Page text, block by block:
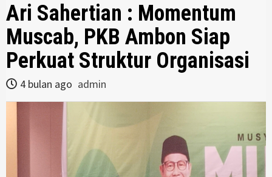
Ari Sahertian : Momentum
Muscab, PKB Ambon Siap
Perkuat Struktur Organisasi
4 bulan ago admin